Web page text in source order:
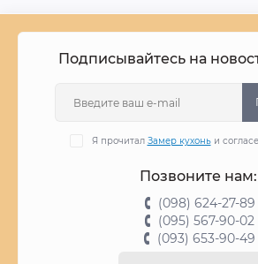
Подписывайтесь на
Я прочитал Замер кухоньи
Позвоните нам:
(098) 624-27-89
(095) 567-90-02
(093) 653-90-49